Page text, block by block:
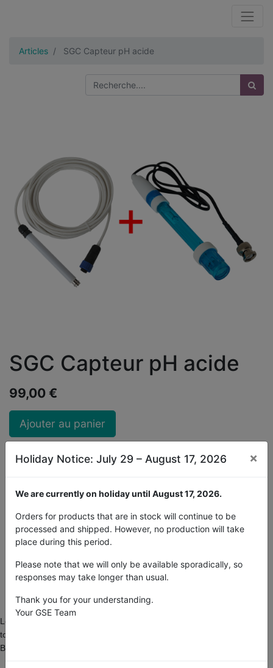
Articles SGC Capteur pH acide
SGC Capteur pH acide
99,00 €
Ajouter au panier
19 Unité(s) disponible
2% de réduction sur les paiements anticipés
Livraison gratuite en France
Achetez-le maintenant, soyez livré dans 2 jours
Le capteur de pH fournit une mesure précise de l'acidité dans une
tolérance fine. Il comprend un câble coaxial de 1m avec connecteur
BNC et un fil PU de 4m avec un connecteur étanche.
Holiday Notice: July 29 – August 17, 2026 ×
We are currently on holiday until August 17, 2026.
Orders for products that are in stock will continue to be
processed and shipped. However, no production will take
place during this period.
Please note that we will only be available sporadically, so
responses may take longer than usual.
Thank you for your understanding.
Your GSE Team